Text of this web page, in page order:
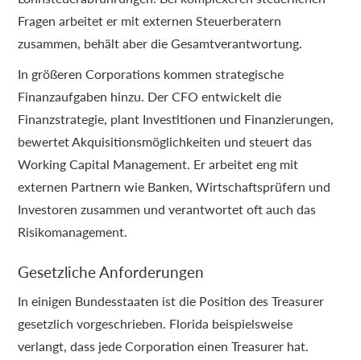
Fragen arbeitet er mit externen Steuerberatern
zusammen, behält aber die Gesamtverantwortung.
In größeren Corporations kommen strategische
Finanzaufgaben hinzu. Der CFO entwickelt die
Finanzstrategie, plant Investitionen und Finanzierungen,
bewertet Akquisitionsmöglichkeiten und steuert das
Working Capital Management. Er arbeitet eng mit
externen Partnern wie Banken, Wirtschaftsprüfern und
Investoren zusammen und verantwortet oft auch das
Risikomanagement.
Gesetzliche Anforderungen
In einigen Bundesstaaten ist die Position des Treasurer
gesetzlich vorgeschrieben. Florida beispielsweise
verlangt, dass jede Corporation einen Treasurer hat.